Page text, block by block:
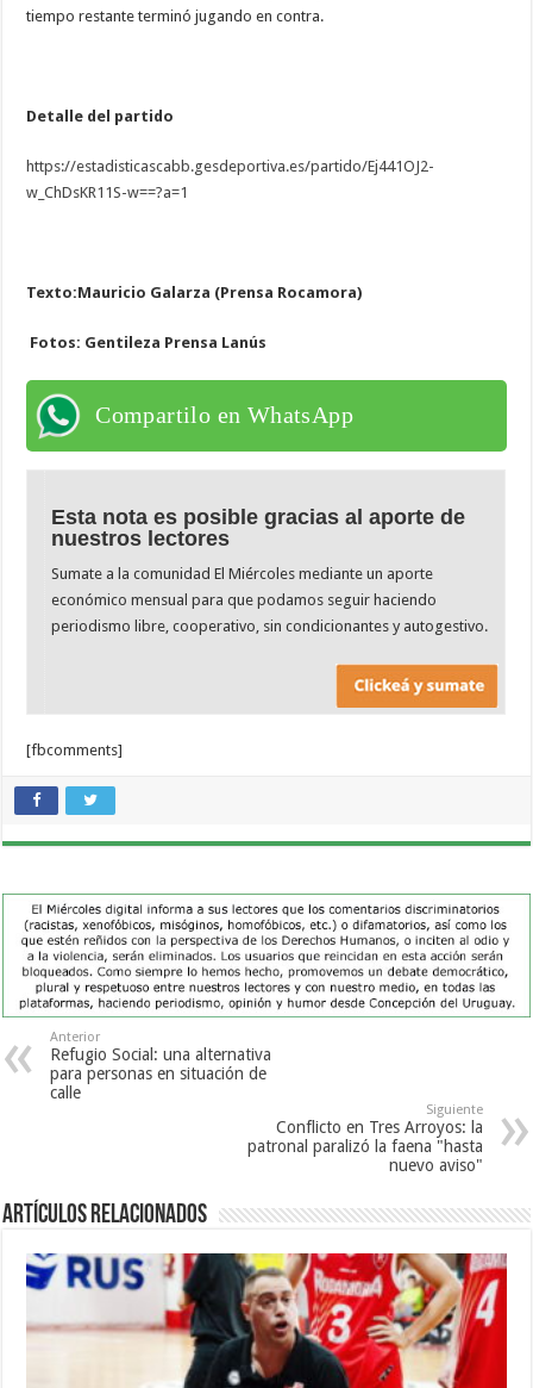
tiempo restante terminó jugando en contra.
Detalle del partido
https://estadisticascabb.gesdeportiva.es/partido/Ej441OJ2-
w_ChDsKR11S-w==?a=1
Texto:Mauricio Galarza (Prensa Rocamora)
Fotos: Gentileza Prensa Lanús
Compartilo en WhatsApp
Esta nota es posible gracias al aporte de
nuestros lectores
Sumate a la comunidad El Miércoles mediante un aporte
económico mensual para que podamos seguir haciendo
periodismo libre, cooperativo, sin condicionantes y autogestivo.
[fbcomments]
Anterior
Refugio Social: una alternativa
para personas en situación de
calle
Siguiente
Conflicto en Tres Arroyos: la
patronal paralizó la faena "hasta
nuevo aviso"
Artículos Relacionados